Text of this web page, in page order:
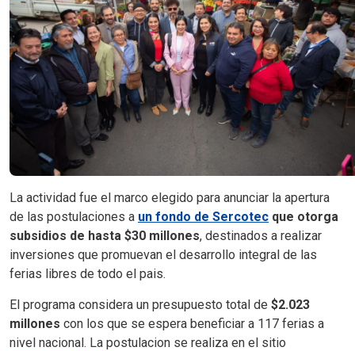
La actividad fue el marco elegido para anunciar la apertura
de las postulaciones a un fondo de Sercotec que otorga
subsidios de hasta $30 millones, destinados a realizar
inversiones que promuevan el desarrollo integral de las
ferias libres de todo el pais.
El programa considera un presupuesto total de $2.023
millones con los que se espera beneficiar a 117 ferias a
nivel nacional. La postulacion se realiza en el sitio